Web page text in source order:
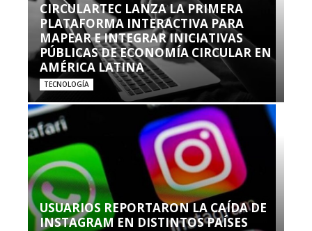
CIRCULARTEC LANZA LA PRIMERA
PLATAFORMA INTERACTIVA PARA
MAPEAR E INTEGRAR INICIATIVAS
PÚBLICAS DE ECONOMÍA CIRCULAR EN
AMÉRICA LATINA
TECNOLOGÍA
USUARIOS REPORTARON LA CAÍDA DE
INSTAGRAM EN DISTINTOS PAÍSES